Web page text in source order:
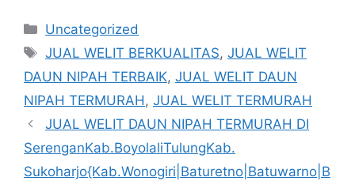
Kategori
Uncategorized
Tag
JUAL WELIT BERKUALITAS,JUAL WELIT
DAUN NIPAH TERBAIK, JUAL WELIT DAUN
NIPAH TERMURAH, JUAL WELIT TERMURAH
JUAL WELIT DAUN NIPAH TERMURAH DI
SerenganKab.BoyolaliTulungKab.
Sukoharjo{Kab.Wonogiri|Baturetno|Batuwarno|B